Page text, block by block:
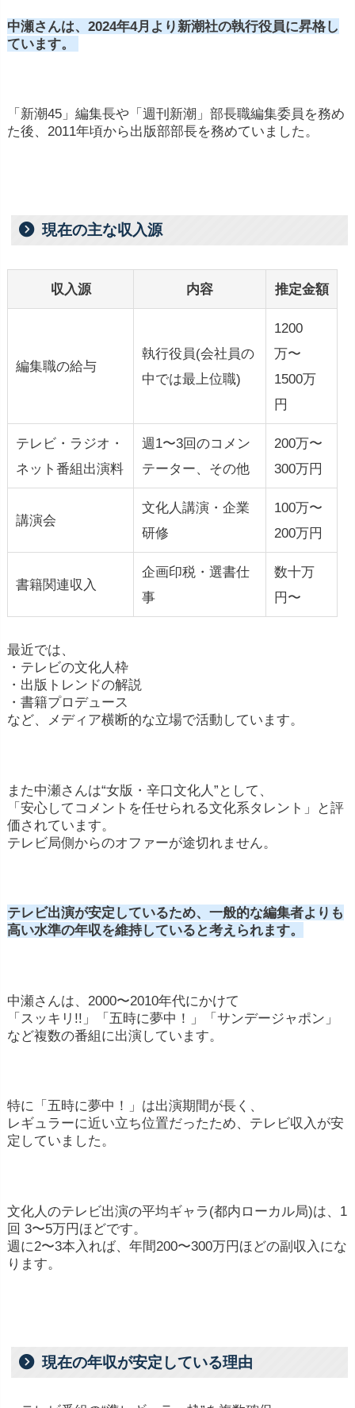
中瀬さんは、2024年4月より新潮社の執行役員に昇格し
ています。
「新潮45」編集長や「週刊新潮」部長職編集委員を務め
た後、2011年頃から出版部部長を務めていました。
現在の主な収入源
収入源 内容 推定金額
編集職の給与
執行役員(会社員の
中では最上位職)
1200
万〜
1500万
円
テレビ・ラジオ・
ネット番組出演料
週1〜3回のコメン
テーター、その他
200万〜
300万円
講演会
文化人講演・企業
研修
100万〜
200万円
書籍関連収入
企画印税・選書仕
事
数十万
円〜
最近では、
・テレビの文化人枠
・出版トレンドの解説
・書籍プロデュース
など、メディア横断的な立場で活動しています。
また中瀬さんは“女版・辛口文化人”として、
「安心してコメントを任せられる文化系タレント」と評
価されています。
テレビ局側からのオファーが途切れません。
テレビ出演が安定しているため、一般的な編集者よりも
高い水準の年収を維持していると考えられます。
中瀬さんは、2000〜2010年代にかけて
「スッキリ!!」「五時に夢中！」「サンデージャポン」
など複数の番組に出演しています。
特に「五時に夢中！」は出演期間が長く、
レギュラーに近い立ち位置だったため、テレビ収入が安
定していました。
文化人のテレビ出演の平均ギャラ(都内ローカル局)は、1
回 3〜5万円ほどです。
週に2〜3本入れば、年間200〜300万円ほどの副収入にな
ります。
現在の年収が安定している理由